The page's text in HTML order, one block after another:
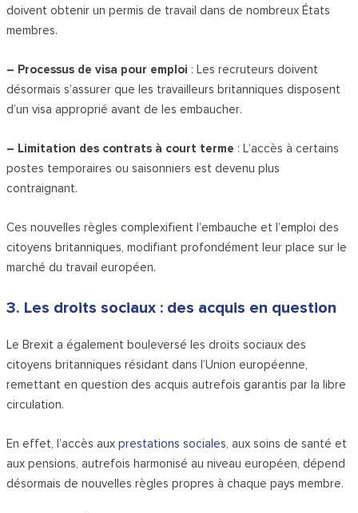
doivent obtenir un permis de travail dans de nombreux États
membres.
– Processus de visa pour emploi : Les recruteurs doivent
désormais s’assurer que les travailleurs britanniques disposent
d’un visa approprié avant de les embaucher.
– Limitation des contrats à court terme : L’accès à certains
postes temporaires ou saisonniers est devenu plus
contraignant.
Ces nouvelles règles complexifient l’embauche et l’emploi des
citoyens britanniques, modifiant profondément leur place sur le
marché du travail européen.
3. Les droits sociaux : des acquis en question
Le Brexit a également bouleversé les droits sociaux des
citoyens britanniques résidant dans l’Union européenne,
remettant en question des acquis autrefois garantis par la libre
circulation.
En effet, l’accès auxprestations sociales, aux soins de santé et
aux pensions, autrefois harmonisé au niveau européen, dépend
désormais de nouvelles règles propres à chaque pays membre.